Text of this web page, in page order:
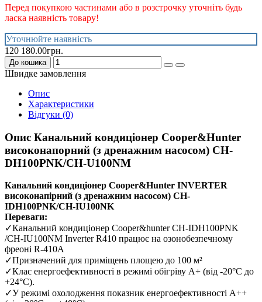
Перед покупкою частинами або в розстрочку уточніть будь
ласка наявність товару!
Уточнюйте наявність
120 180.00грн.
До кошика
Швидке замовлення
Опис
Характеристики
Відгуки (0)
Опис Канальний кондиціонер Cooper&Hunter
високонапорний (з дренажним насосом) CH-
DH100PNK/CH-U100NM
Канальний кондиціонер Cooper&Hunter INVERTER
високонапірний (з дренажним насосом) CH-
IDH100PNK/CH-IU100NK
Переваги:
✓Канальний кондиціонер Cooper&hunter CH-IDH100PNK
/CH-IU100NM Inverter R410 працює на озонобезпечному
фреоні R-410A
✓Призначений для приміщень площею до 100 м²
✓Клас енергоефективності в режимі обігріву А+ (від -20°С до
+24°С).
✓У режимі охолодження показник енергоефективності A++